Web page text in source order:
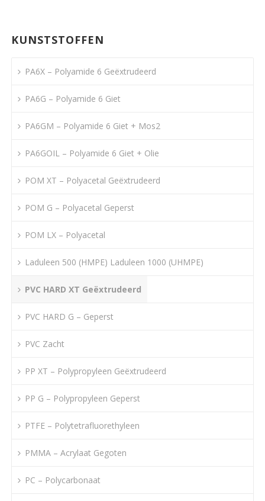
KUNSTSTOFFEN
PA6X – Polyamide 6 Geëxtrudeerd
PA6G – Polyamide 6 Giet
PA6GM – Polyamide 6 Giet + Mos2
PA6GOIL – Polyamide 6 Giet + Olie
POM XT – Polyacetal Geëxtrudeerd
POM G – Polyacetal Geperst
POM LX – Polyacetal
Laduleen 500 (HMPE) Laduleen 1000 (UHMPE)
PVC HARD XT Geëxtrudeerd
PVC HARD G – Geperst
PVC Zacht
PP XT – Polypropyleen Geëxtrudeerd
PP G – Polypropyleen Geperst
PTFE – Polytetrafluorethyleen
PMMA – Acrylaat Gegoten
PC – Polycarbonaat